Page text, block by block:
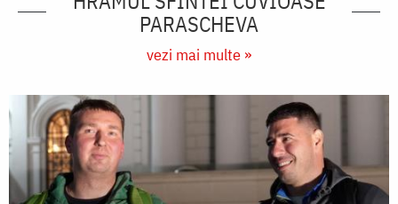
PARASCHEVA
vezi mai multe »